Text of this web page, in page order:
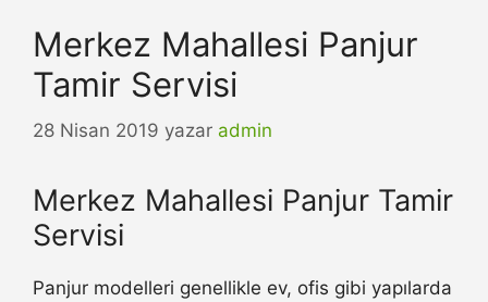
Merkez Mahallesi Panjur
Tamir Servisi
28 Nisan 2019 yazar admin
Merkez Mahallesi Panjur Tamir
Servisi
Panjur modelleri genellikle ev, ofis gibi yapılarda